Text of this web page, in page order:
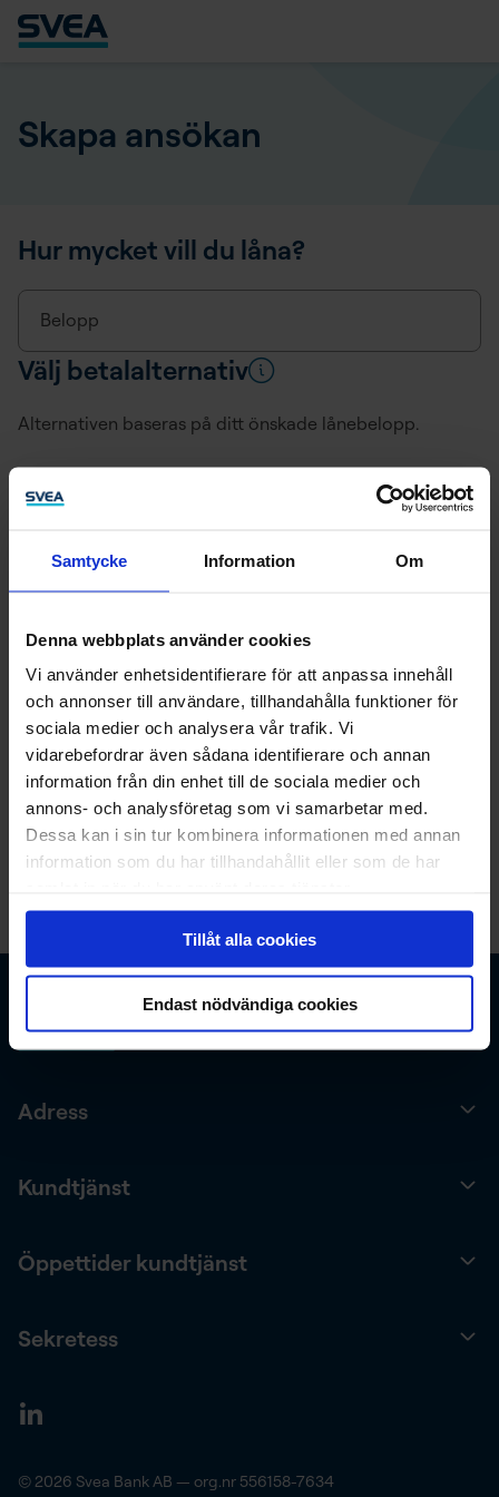
Samtycke Information Om
Denna webbplats använder cookies
Vi använder enhetsidentifierare för att anpassa innehåll
och annonser till användare, tillhandahålla funktioner för
sociala medier och analysera vår trafik. Vi
vidarebefordrar även sådana identifierare och annan
information från din enhet till de sociala medier och
annons- och analysföretag som vi samarbetar med.
Dessa kan i sin tur kombinera informationen med annan
information som du har tillhandahållit eller som de har
Tillåt alla cookies
Endast nödvändiga cookies
Skapa ansökan
Hur mycket vill du låna?
Belopp
Välj betalalternativ
Alternativen baseras på ditt önskade lånebelopp.
Fyll i dina uppgifter
Vi behöver ditt mobilnummer för att kunna återkomma
med besked om din ansökan.
Mobilnummer
Adress
Kundtjänst
Öppettider kundtjänst
Sekretess
© 2026 Svea Bank AB — org.nr 556158-7634